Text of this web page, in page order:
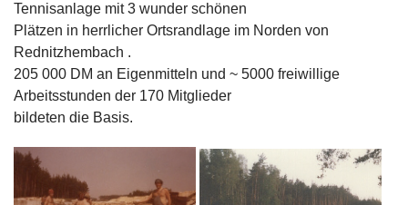
Tennisanlage mit 3 wunder schönen
Plätzen in herrlicher Ortsrandlage im Norden von
Rednitzhembach .
205 000 DM an Eigenmitteln und ~ 5000 freiwillige
Arbeitsstunden der 170 Mitglieder
bildeten die Basis.